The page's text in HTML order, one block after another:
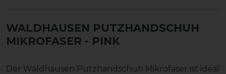
WALDHAUSEN PUTZHANDSCHUH
MIKROFASER - PINK
Der Waldhausen Putzhandschuh Mikrofaser ist ideal